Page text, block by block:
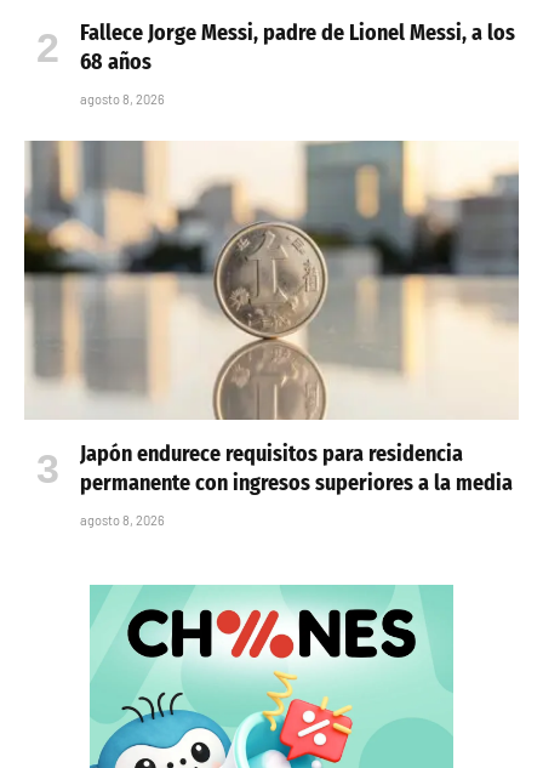
Fallece Jorge Messi, padre de Lionel Messi, a los
68 años
agosto 8, 2026
Japón endurece requisitos para residencia
permanente con ingresos superiores a la media
agosto 8, 2026